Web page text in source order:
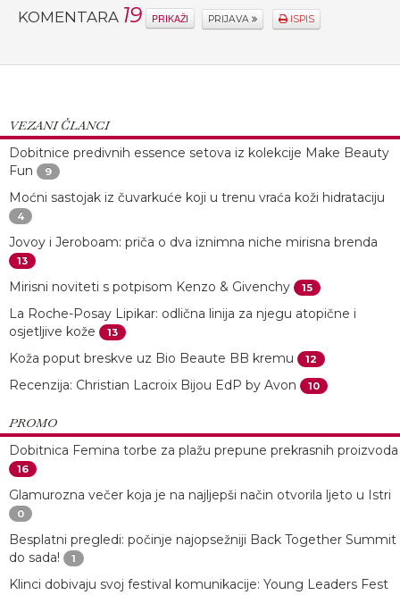
KOMENTARA 19 PRIKAŽI PRIJAVA ISPIS
VEZANI ČLANCI
Dobitnice predivnih essence setova iz kolekcije Make Beauty
Fun
9
Moćni sastojak iz čuvarkuće koji u trenu vraća koži hidrataciju
4
Jovoy i Jeroboam: priča o dva iznimna niche mirisna brenda
13
Mirisni noviteti s potpisom Kenzo & Givenchy 15
La Roche-Posay Lipikar: odlična linija za njegu atopične i
osjetljive kože
13
Koža poput breskve uz Bio Beaute BB kremu 12
Recenzija: Christian Lacroix Bijou EdP by Avon 10
PROMO
Dobitnica Femina torbe za plažu prepune prekrasnih proizvoda
16
Glamurozna večer koja je na najljepši način otvorila ljeto u Istri
0
Besplatni pregledi: počinje najopsežniji Back Together Summit
do sada!
1
Klinci dobivaju svoj festival komunikacije: Young Leaders Fest